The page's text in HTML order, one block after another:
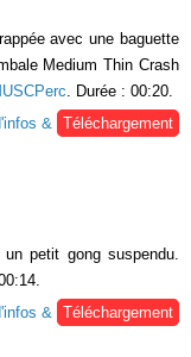
avec une baguette
Medium Thin Crash
. Durée : 00:20.
&
Téléchargement
petit gong suspendu.
&
Téléchargement